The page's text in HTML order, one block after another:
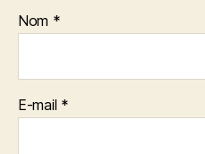
Nom *
E-mail *